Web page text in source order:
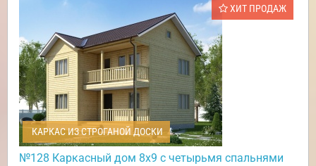
ХИТ ПРОДАЖ
КАРКАС ИЗ СТРОГАНОЙ ДОСКИ
№128 Каркасный дом 8х9 с четырьмя спальнями